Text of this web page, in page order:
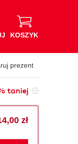
KOSZYK
prezent
taniej
zł